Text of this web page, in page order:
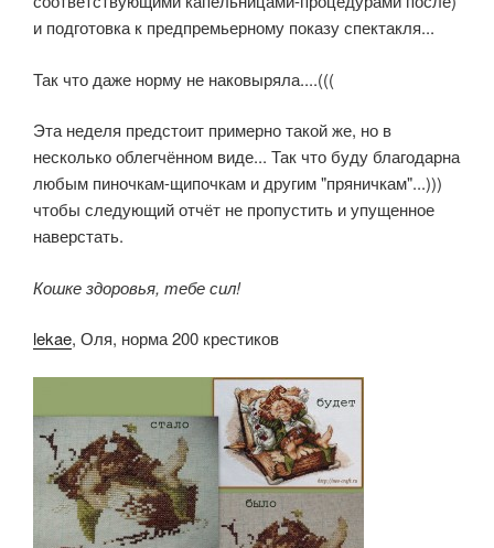
и подготовка к предпремьерному показу спектакля...
Так что даже норму не наковыряла....(((
Эта неделя предстоит примерно такой же, но в
несколько облегчённом виде... Так что буду благодарна
любым пиночкам-щипочкам и другим "пряничкам"...)))
чтобы следующий отчёт не пропустить и упущенное
наверстать.
Кошке здоровья, тебе сил!
lekae, Оля, норма 200 крестиков